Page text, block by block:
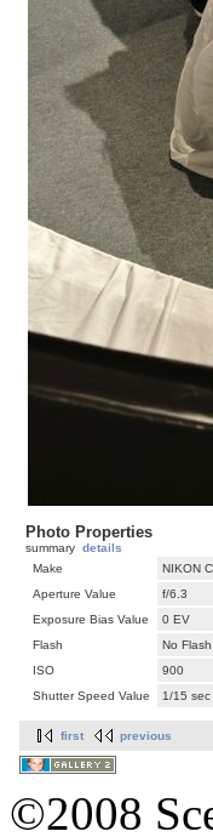
Photo Properties
summary details
Make
NIKON
Aperture Value
f/6.3
Exposure Bias Value
0 EV
Flash
No Flash
ISO
900
Shutter Speed Value
1/15 sec
first previous
©2008